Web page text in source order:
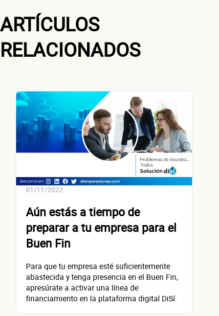
ARTÍCULOS
RELACIONADOS
01/11/2022
Aún estás a tiempo de
preparar a tu empresa para el
Buen Fin
Para que tu empresa esté suficientemente
abastecida y tenga presencia en el Buen Fin,
apresúrate a activar una línea de
financiamiento en la plataforma digital DiSí.
Nombre(s)
Segundo apellido
Teléfono